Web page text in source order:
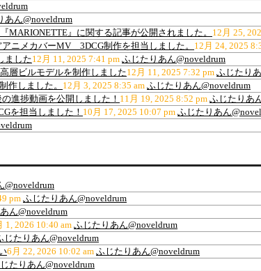
あん@noveldrum
MARIONETTE』に関する記事が公開されました。 12月 25,
アニメカバーMV 3DCG制作を担当しました。 12月 24, 2025
ました12月 11, 2025 7:41 pm ふじたりあん@noveldrum
層ビルモデルを制作しました12月 11, 2025 7:32 pm ふじたり
作しました。 12月 3, 2025 8:35 am ふじたりあん@noveldrum
進捗動画を公開しました！ 11月 19, 2025 8:52 pm ふじたりあ
を担当しました！ 10月 17, 2025 10:07 pm ふじたりあん
@noveldrum
pmふじたりあん@noveldrum
ん@noveldrum
1, 2026 10:40 am ふじたりあん@noveldrum
じたりあん@noveldrum
6月 22, 2026 10:02 am ふじたりあん@noveldrum
たりあん@noveldrum